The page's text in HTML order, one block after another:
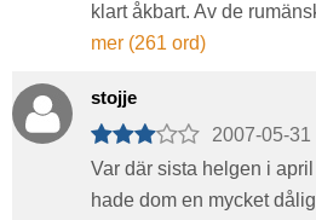
klart åkbart. Av de
mer (261 ord)
stojje
2007-05-31
Var där sista helgen i
hade dom en mycket